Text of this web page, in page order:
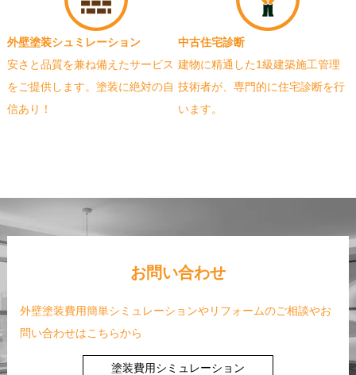
外壁塗装シュミレーション
安さと品質を兼ね備えたサービス
をご提供します。塗装に絶対の自
信あり！
中古住宅診断
建物に精通した1級建築施工管理
技術者が、専門的に住宅診断を行
います。
お問い合わせ
外壁塗装費用簡単シミュレーションやリフォームのご相談やお
問い合わせはこちらから
塗装費用シミュレーション